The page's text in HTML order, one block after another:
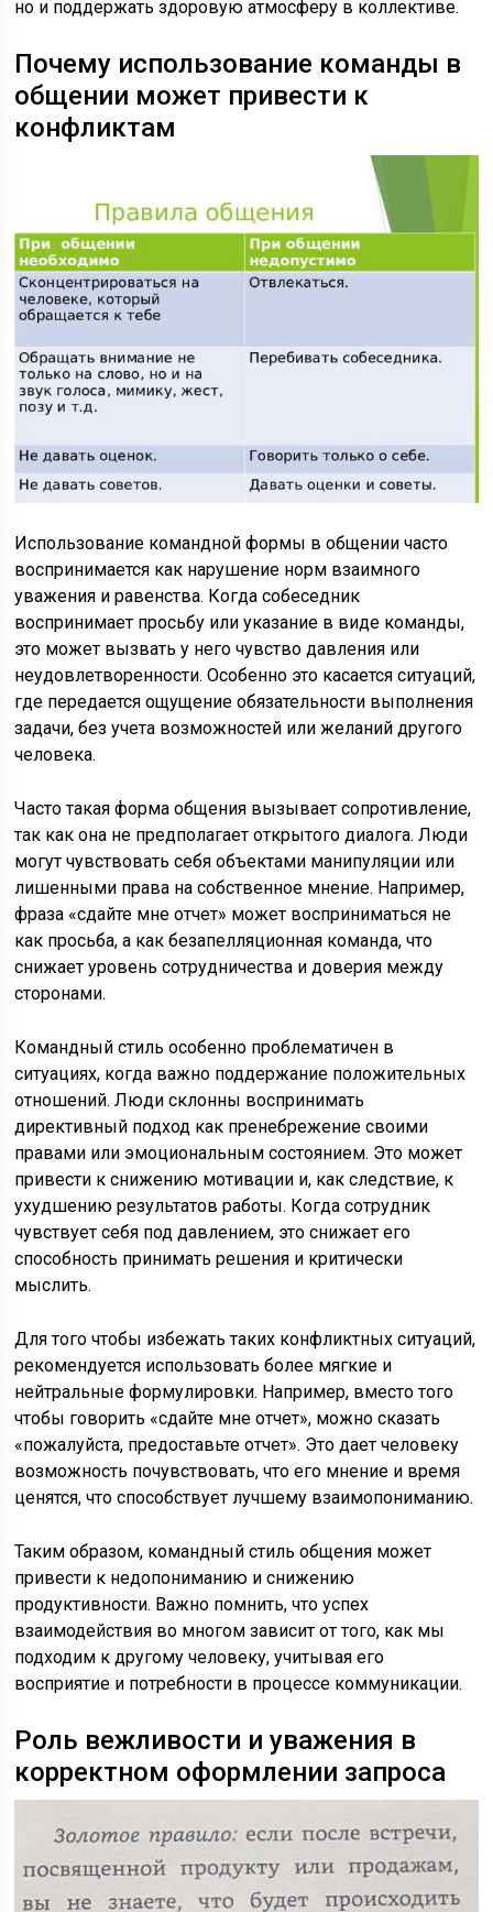
но и поддержать здоровую атмосферу в коллективе.
Почему использование команды в
общении может привести к
конфликтам
Использование командной формы в общении часто
воспринимается как нарушение норм взаимного
уважения и равенства. Когда собеседник
воспринимает просьбу или указание в виде команды,
это может вызвать у него чувство давления или
неудовлетворенности. Особенно это касается ситуаций,
где передается ощущение обязательности выполнения
задачи, без учета возможностей или желаний другого
человека.
Часто такая форма общения вызывает сопротивление,
так как она не предполагает открытого диалога. Люди
могут чувствовать себя объектами манипуляции или
лишенными права на собственное мнение. Например,
фраза «сдайте мне отчет» может восприниматься не
как просьба, а как безапелляционная команда, что
снижает уровень сотрудничества и доверия между
сторонами.
Командный стиль особенно проблематичен в
ситуациях, когда важно поддержание положительных
отношений. Люди склонны воспринимать
директивный подход как пренебрежение своими
правами или эмоциональным состоянием. Это может
привести к снижению мотивации и, как следствие, к
ухудшению результатов работы. Когда сотрудник
чувствует себя под давлением, это снижает его
способность принимать решения и критически
мыслить.
Для того чтобы избежать таких конфликтных ситуаций,
рекомендуется использовать более мягкие и
нейтральные формулировки. Например, вместо того
чтобы говорить «сдайте мне отчет», можно сказать
«пожалуйста, предоставьте отчет». Это дает человеку
возможность почувствовать, что его мнение и время
ценятся, что способствует лучшему взаимопониманию.
Таким образом, командный стиль общения может
привести к недопониманию и снижению
продуктивности. Важно помнить, что успех
взаимодействия во многом зависит от того, как мы
подходим к другому человеку, учитывая его
восприятие и потребности в процессе коммуникации.
Роль вежливости и уважения в
корректном оформлении запроса